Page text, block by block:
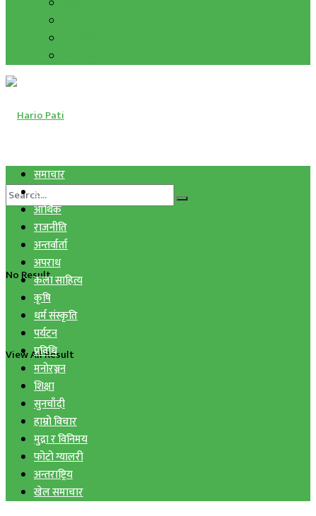
No Result
View All Result
समाचार
स्वास्थ्य
आर्थिक
राजनीति
अन्तर्वार्ता
अपराध
कला साहित्य
कृषि
धर्म संस्कृति
पर्यटन
प्रविधि
मनोरञ्जन
शिक्षा
सुनचाँदी
हाम्रो विचार
मुद्रा र विनिमय
फोटो ग्यालरी
अन्तराष्ट्रिय
खेल समाचार